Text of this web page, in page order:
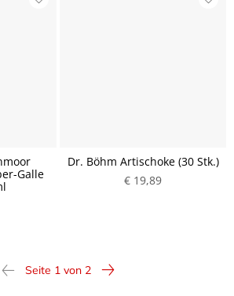
Galle
Dr. Böhm Artischoke (30 Stk.)
€ 19,89
Seite 1 von 2